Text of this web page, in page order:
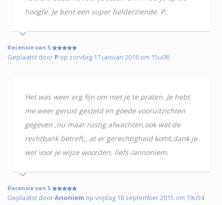
hoogte. Je bent een super helderziende. P.
Recensie van 5
Geplaatst door P op zondag 17 januari 2016 om 15u08
Het was weer erg fijn om met je te praten. Je hebt
me weer gerust gesteld en goede vooruitzichten
gegeven ,nu maar rustig afwachten,ook wat de
rechtbank betreft,. at er gerechtigheid komt,dank je
wel voor je wijze woorden. liefs /annoniem.
Recensie van 5
Geplaatst doorAnoniem op vrijdag 18 september 2015 om 19u54